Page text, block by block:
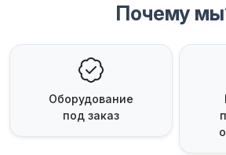
Почему
Оборудование
под заказ